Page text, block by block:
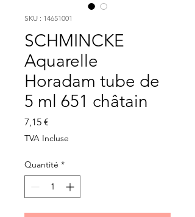
SKU : 14651001
SCHMINCKE
Aquarelle
Horadam tube de
5 ml 651 châtain
7,15 €
TVA Incluse
Quantité *